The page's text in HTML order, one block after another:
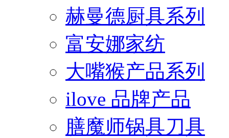
赫曼德厨具系列
富安娜家纺
大嘴猴产品系列
ilove 品牌产品
膳魔师锅具刀具